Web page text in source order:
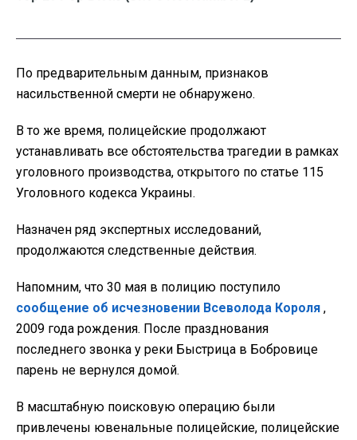
По предварительным данным, признаков
насильственной смерти не обнаружено.
В то же время, полицейские продолжают
устанавливать все обстоятельства трагедии в рамках
уголовного производства, открытого по статье 115
Уголовного кодекса Украины.
Назначен ряд экспертных исследований,
продолжаются следственные действия.
Напомним, что 30 мая в полицию поступило
сообщение об исчезновении Всеволода Короля ,
2009 года рождения. После празднования
последнего звонка у реки Быстрица в Бобровице
парень не вернулся домой.
В масштабную поисковую операцию были
привлечены ювенальные полицейские, полицейские